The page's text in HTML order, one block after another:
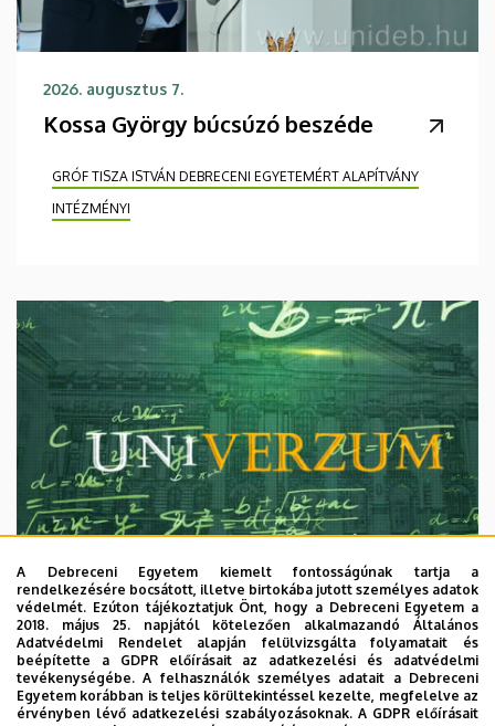
2026. augusztus 7.
Kossa György búcsúzó beszéde
GRÓF TISZA ISTVÁN DEBRECENI EGYETEMÉRT ALAPÍTVÁNY
INTÉZMÉNYI
2026. augusztus 7.
Univerzum: A Debreceni Egyetem
titkos receptjei
A Debreceni Egyetem kiemelt fontosságúnak tartja a
rendelkezésére bocsátott, illetve birtokába jutott személyes adatok
védelmét. Ezúton tájékoztatjuk Önt, hogy a Debreceni Egyetem a
2018. május 25. napjától kötelezően alkalmazandó Általános
Adatvédelmi Rendelet alapján felülvizsgálta folyamatait és
beépítette a GDPR előírásait az adatkezelési és adatvédelmi
tevékenységébe. A felhasználók személyes adatait a Debreceni
Egyetem korábban is teljes körültekintéssel kezelte, megfelelve az
érvényben lévő adatkezelési szabályozásoknak. A GDPR előírásait